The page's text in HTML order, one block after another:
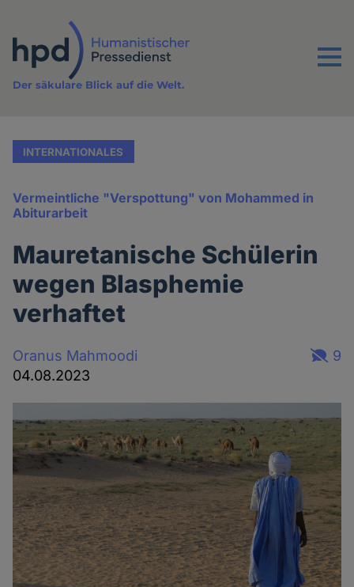
Inhalt
Menu
Der säkulare Blick auf die Welt.
INTERNATIONALES
Vermeintliche "Verspottung" von Mohammed in
Abiturarbeit
Mauretanische Schülerin
wegen Blasphemie
verhaftet
Oranus Mahmoodi
04.08.2023
9